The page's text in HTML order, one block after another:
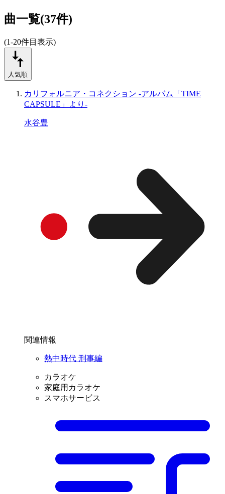
曲一覧(37件)
(1-20件目表示)
人気順
カリフォルニア・コネクション -アルバム「TIME
CAPSULE」より-
水谷豊
関連情報
熱中時代 刑事編
カラオケ
家庭用カラオケ
スマホサービス